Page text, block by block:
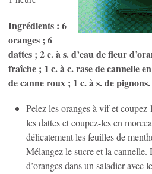
Ingrédients : 6
oranges ; 6
dattes ; 2 c. à s. d’eau de fleur
fraîche ; 1 c. à c. rase de cannelle
de canne roux ; 1 c. à s. de pignons.
Pelez les oranges à vif et
les dattes et coupez-les en
délicatement les feuilles de
Mélangez le sucre et la cannelle.
d’oranges dans un saladier avec